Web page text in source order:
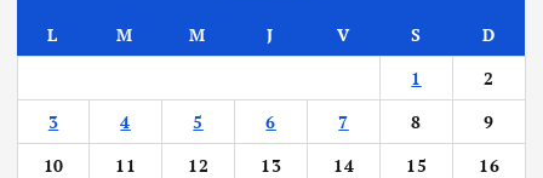
L M M J V S
D
1
2
3
4 5 6 7 8
9
10
11 12 13 14 15
16